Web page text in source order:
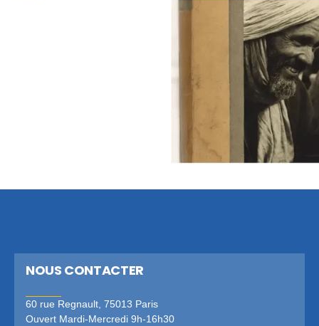
NOUS CONTACTER
60 rue Regnault, 75013 Paris
Ouvert Mardi-Mercredi 9h-16h30